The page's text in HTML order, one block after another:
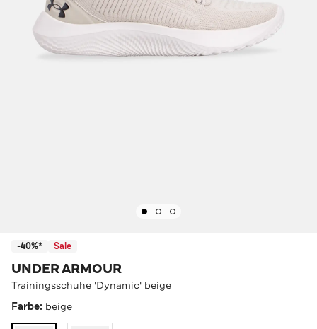
-40%* Sale
UNDER ARMOUR
Trainingsschuhe 'Dynamic' beige
Farbe: beige